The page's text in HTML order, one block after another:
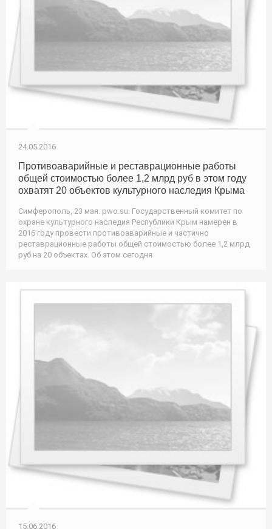
24.05.2016
Противоаварийные и реставрационные работы
общей стоимостью более 1,2 млрд руб в этом году
охватят 20 объектов культурного наследия Крыма
Симферополь, 23 мая. pwo.su. Государственный комитет по
охране культурного наследия Республики Крым намерен в
2016 году провести противоаварийные и частично
реставрационные работы общей стоимостью более 1,2 млрд
руб на 20 объектах. Об этом сегодня
15.06.2016